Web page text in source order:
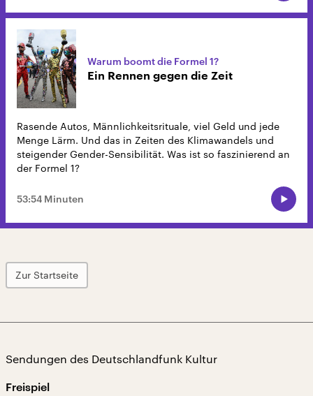
Warum boomt die Formel 1?
Ein Rennen gegen die Zeit
Rasende Autos, Männlichkeitsrituale, viel Geld und jede
Menge Lärm. Und das in Zeiten des Klimawandels und
steigender Gender-Sensibilität. Was ist so faszinierend an
der Formel 1?
53:54 Minuten
Zur Startseite
Sendungen des Deutschlandfunk Kultur
Freispiel